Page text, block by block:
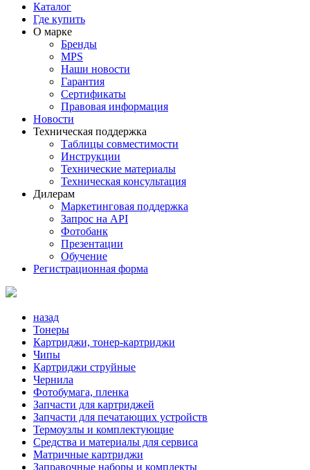
Каталог
Где купить
О марке
Бренды
MPS
Наши новости
Гарантия
Сертификаты
Правовая информация
Новости
Техническая поддержка
Таблицы совместимости
Инструкции
Технические материалы
Техническая консультация
Дилерам
Маркетинговая поддержка
Запрос на API
Фотобанк
Презентации
Обучение
Регистрационная форма
назад
Тонеры
Картриджи, тонер-картриджи
Чипы
Картриджи струйные
Чернила
Фотобумага, пленка
Запчасти для картриджей
Запчасти для печатающих устройств
Термоузлы и комплектующие
Средства и материалы для сервиса
Матричные картриджи
Заправочные наборы и комплекты